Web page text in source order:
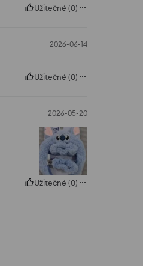
Užitečné (0)
2026-06-14
Užitečné (0)
2026-05-20
Užitečné (0)